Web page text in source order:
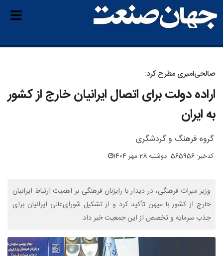
صالحی‌امیری مطرح کرد:
اراده دولت برای اتصال ایرانیان خارج از کشور
به ایران
گروه فرهنگ و گردشگری
کدخبر: 565956 دوشنبه 28 مهر 1404
وزیر میراث فرهنگی، در دیدار با رایزنان فرهنگی بر اهمیت ارتباط ایرانیان
خارج از کشور با میهن تأکید کرد و از تشکیل شورای‌عالی ایرانیان برای
جذب سرمایه و تخصص از این جمعیت خبر داد.